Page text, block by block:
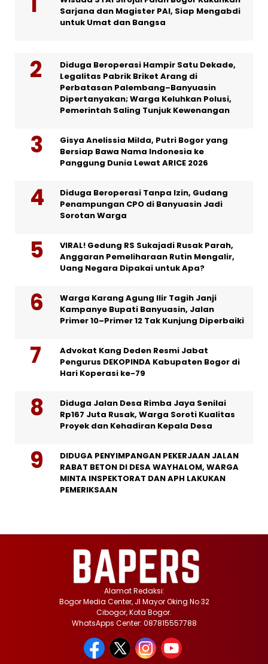
Sarjana dan Magister PAI, Siap Mengabdi
untuk Umat dan Bangsa
Diduga Beroperasi Hampir Satu Dekade,
Legalitas Pabrik Briket Arang di
Perbatasan Palembang–Banyuasin
Dipertanyakan; Warga Keluhkan Polusi,
Pemerintah Saling Tunjuk Kewenangan
Gisya Anelissia Milda, Putri Bogor yang
Bersiap Bawa Nama Indonesia ke
Panggung Dunia Lewat ARICE 2026
Diduga Beroperasi Tanpa Izin, Gudang
Penampungan CPO di Banyuasin Jadi
Sorotan Warga
VIRAL! Gedung RS Sukajadi Rusak Parah,
Anggaran Pemeliharaan Rutin Mengalir,
Uang Negara Dipakai untuk Apa?
Warga Karang Agung Ilir Tagih Janji
Kampanye Bupati Banyuasin, Jalan
Primer 10–Primer 12 Tak Kunjung Diperbaiki
Advokat Kang Deden Resmi Jabat
Pengurus DEKOPINDA Kabupaten Bogor di
Hari Koperasi ke-79
Diduga Jalan Desa Rimba Jaya Senilai
Rp167 Juta Rusak, Warga Soroti Kualitas
Proyek dan Kehadiran Kepala Desa
DIDUGA PENYIMPANGAN PEKERJAAN JALAN
RABAT BETON DI DESA WAYHALOM, WARGA
MINTA INSPEKTORAT DAN APH LAKUKAN
PEMERIKSAAN
Alamat Redaksi:
Bogor Media Center, Jl Mayor Oking No 32
Cibogor, Kota Bogor.
WhatsApps Center: 087815557788